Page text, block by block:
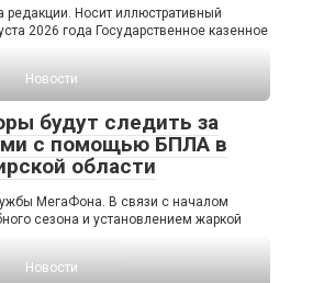
редакции. Носит иллюстративный
2026 года Государственное казенное
Новости
будут следить за
с помощью БПЛА в
области
МегаФона. В связи с началом
сезона и установлением жаркой
Новости